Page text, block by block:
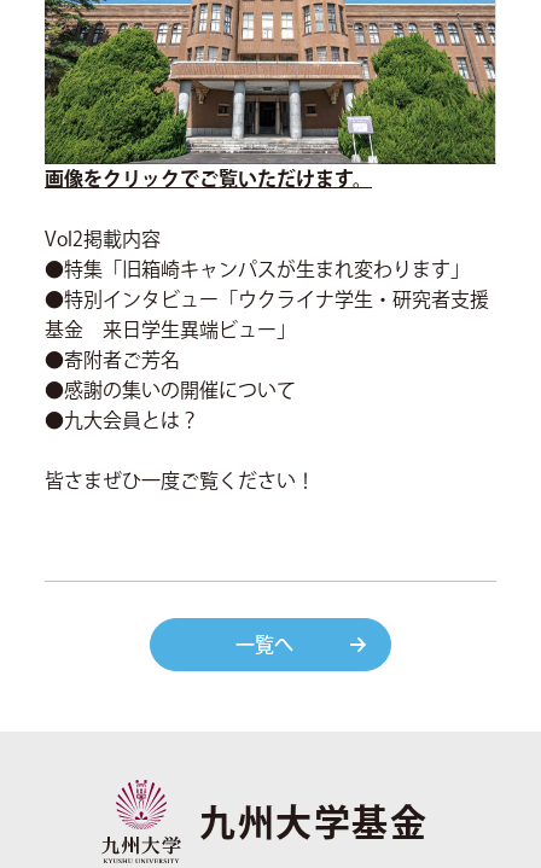
画像をクリックでご覧いただけます。
Vol2掲載内容
●特集「旧箱崎キャンパスが生まれ変わります」
●特別インタビュー「ウクライナ学生・研究者支援
基金 来日学生異端ビュー」
●寄附者ご芳名
●感謝の集いの開催について
●九大会員とは？
皆さまぜひ一度ご覧ください！
一覧へ
九州大学基金